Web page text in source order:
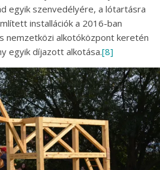
egyik szenvedélyére, a lótartásra
installációk a 2016-ban
nemzetközi alkotóközpont keretén
egyik díjazott alkotása.[8]